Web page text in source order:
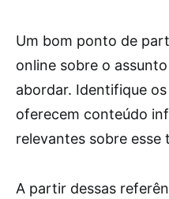
Um bom ponto de
online sobre o
abordar. Identifique
oferecem conteúdo
relevantes sobre esse
A partir dessas